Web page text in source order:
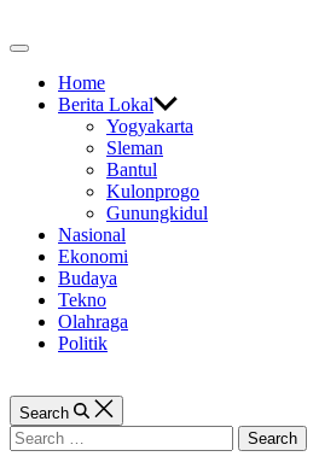
to
Off
CanvasHome
Berita Lokal
Yogyakarta
Sleman
Bantul
Kulonprogo
Gunungkidul
Nasional
Ekonomi
Budaya
Tekno
Olahraga
Politik
Search
Search
for: